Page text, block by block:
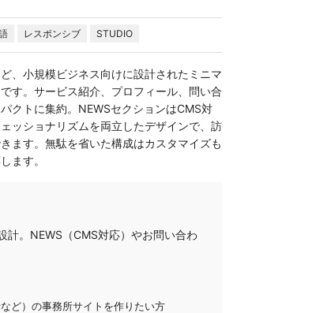
レスポンシブ STUDIO
、小規模ビジネス向けに設計されたミニマ
す。サービス紹介、プロフィール、問い合
クトに集約。NEWSセクションはCMS対
ッショナリズムを両立したデザインで、訪
ます。無駄を省いた構成はカスタマイズも
ます。
計。NEWS（CMS対応）やお問い合わ
ど）の事務所サイトを作りたい方